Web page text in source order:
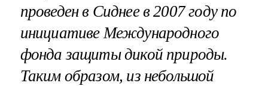
проведен в Сиднее в 2007 году по
инициативе Международного
фонда защиты дикой природы.
Таким образом, из небольшой